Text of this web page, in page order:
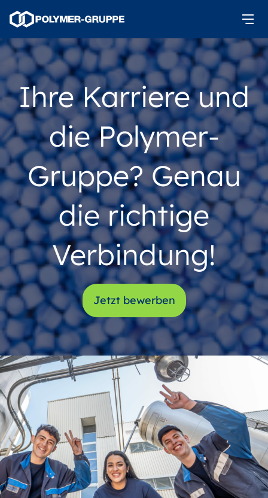
Ihre Karriere und
die Polymer-
Gruppe? Genau
die richtige
Verbindung!
Jetzt bewerben